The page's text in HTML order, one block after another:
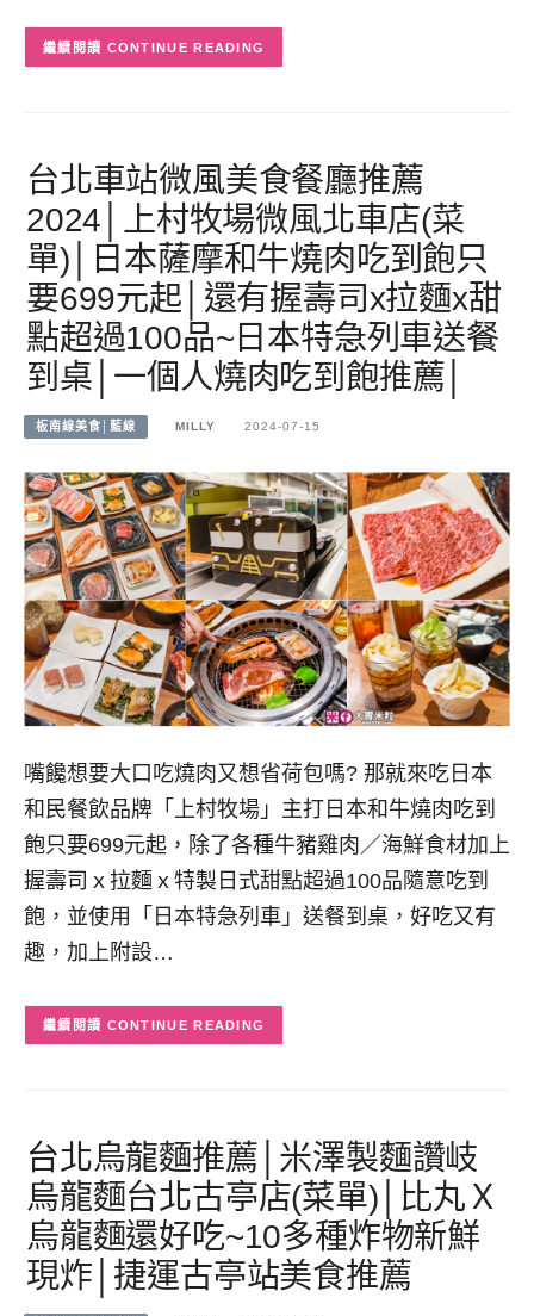
CONTINUE READING
台北車站微風美食餐廳推薦
2024│上村牧場微風北車店(菜
單)│日本薩摩和牛燒肉吃到飽只
要699元起│還有握壽司x拉麵x甜
點超過100品~日本特急列車送餐
到桌│一個人燒肉吃到飽推薦│
板南線美食│藍線 MILLY 2024-07-15
嘴饞想要大口吃燒肉又想省荷包嗎? 那就來吃日本
和民餐飲品牌「上村牧場」主打日本和牛燒肉吃到
飽只要699元起，除了各種牛豬雞肉／海鮮食材加上
握壽司ｘ拉麵ｘ特製日式甜點超過100品隨意吃到
飽，並使用「日本特急列車」送餐到桌，好吃又有
趣，加上附設…
CONTINUE READING
台北烏龍麵推薦│米澤製麵讚岐
烏龍麵台北古亭店(菜單)│比丸Ｘ
烏龍麵還好吃~10多種炸物新鮮
現炸│捷運古亭站美食推薦